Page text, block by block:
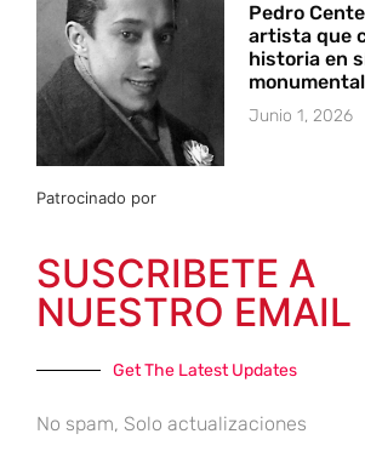
Pedro
artista que
historia en
monumental
Junio 1, 2026
Patrocinado por
SUSCRIBETE A
NUESTRO EMAIL
Get The Latest Updates
No spam, Solo actualizaciones